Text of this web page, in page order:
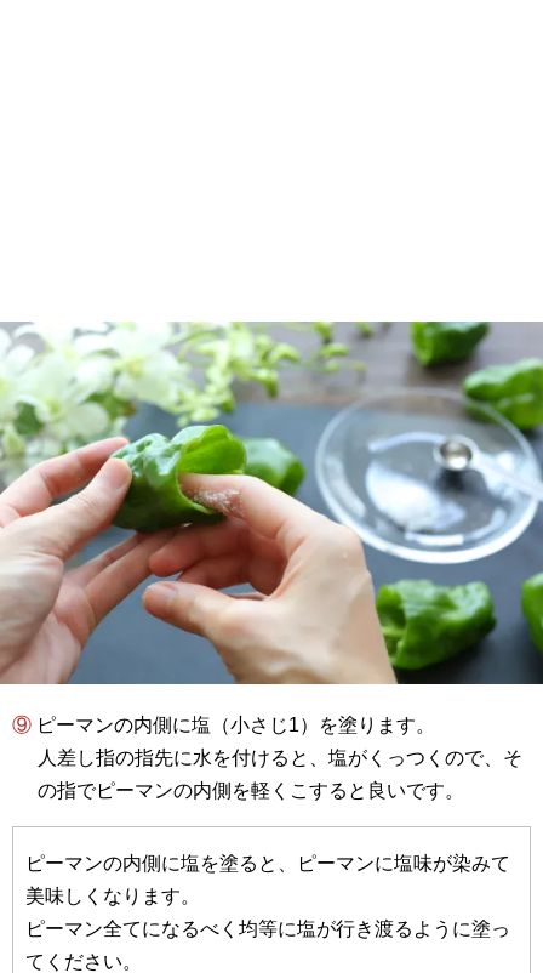
⑨ ピーマンの内側に塩（小さじ1）を塗ります。
人差し指の指先に水を付けると、塩がくっつくので、そ
の指でピーマンの内側を軽くこすると良いです。
ピーマンの内側に塩を塗ると、ピーマンに塩味が染みて
美味しくなります。
ピーマン全てになるべく均等に塩が行き渡るように塗っ
てください。